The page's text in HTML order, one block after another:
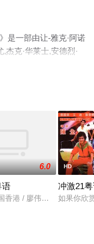
是一部由让-雅克·阿诺
杰克·华莱士,安德烈·
手机免费在线观看高
平台了解。
痴恋少女后，转向惊悚
6.0
语
香港 / 廖伟雄,刘淑华,吴咏
HD
冲激21
如果你欣